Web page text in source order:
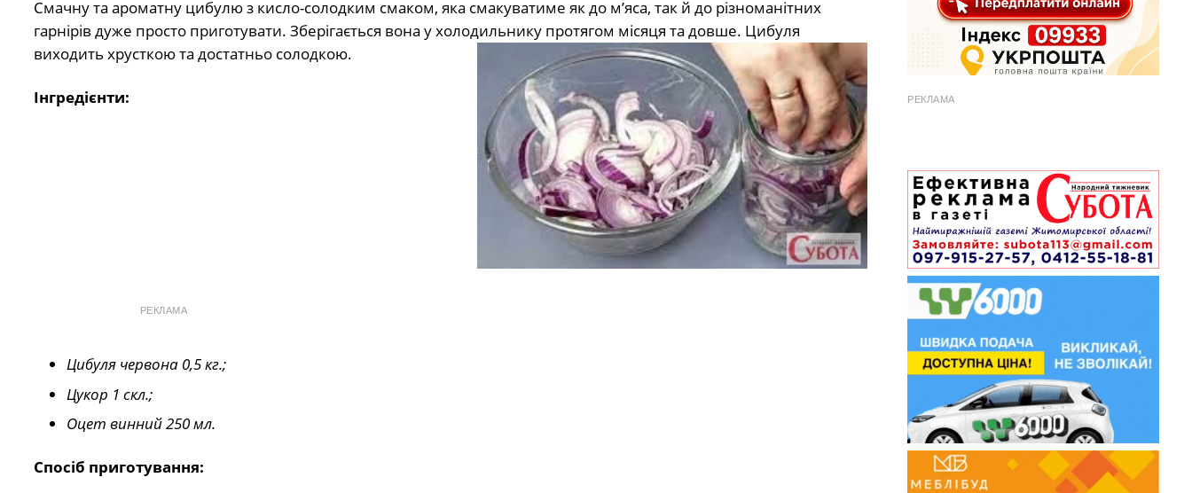
Смачну та ароматну цибулю з кисло-солодким смаком, яка смакуватиме як до м’яса, так й до різноманітних
гарнірів дуже просто приготувати. Зберігається вона у холодильнику протягом місяця та довше. Цибуля
виходить хрусткою та достатньо солодкою.
Інгредієнти:
РЕКЛАМА
Цибуля червона 0,5 кг.;
Цукор 1 скл.;
Оцет винний 250 мл.
Спосіб приготування:
РЕКЛАМА